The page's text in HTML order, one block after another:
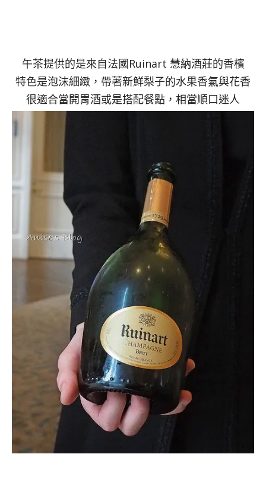
午茶提供的是來自法國Ruinart 慧納酒莊的香檳
特色是泡沫細緻，帶著新鮮梨子的水果香氣與花香
很適合當開胃酒或是搭配餐點，相當順口迷人